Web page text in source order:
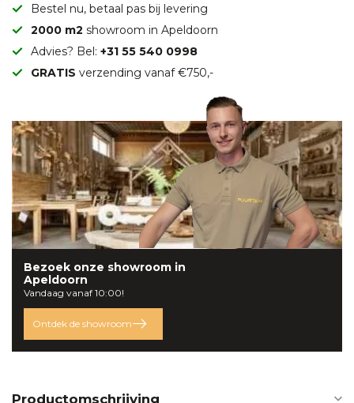
Bestel nu, betaal pas bij levering
2000 m2 showroom in Apeldoorn
Advies? Bel: +31 55 540 0998
GRATIS verzending vanaf €750,-
Bezoek onze showroom in
Apeldoorn
Vandaag vanaf 10:00!
Ontdek de showroom
Productomschrijving